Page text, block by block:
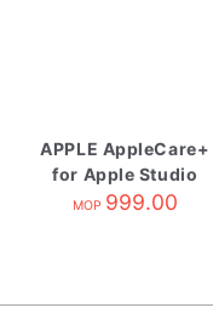
APPLE AppleCare+
for Apple Studio
Display
MOP 999.00